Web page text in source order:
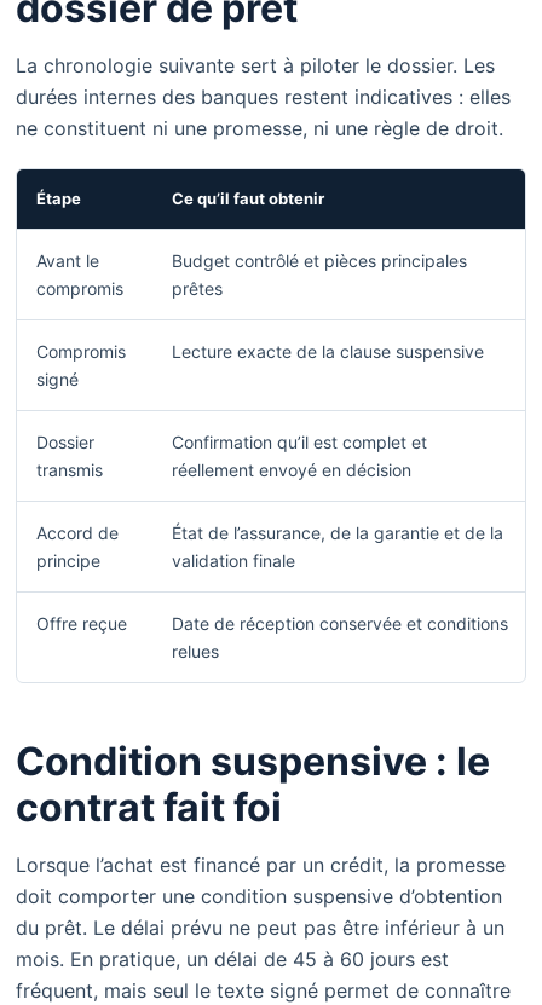
La chronologie suivante sert à piloter le dossier. Les
durées internes des banques restent indicatives : elles
ne constituent ni une promesse, ni une règle de droit.
Étape Ce qu’il faut obtenir
Avant le
compromis
Budget contrôlé et pièces principales
prêtes
Compromis
signé
Lecture exacte de la clause suspensive
Dossier
transmis
Confirmation qu’il est complet et
réellement envoyé en décision
Accord de
principe
État de l’assurance, de la garantie et de la
validation finale
Offre reçue
Date de réception conservée et conditions
relues
Condition suspensive : le
contrat fait foi
Lorsque l’achat est financé par un crédit, la promesse
doit comporter une condition suspensive d’obtention
du prêt. Le délai prévu ne peut pas être inférieur à un
mois. En pratique, un délai de 45 à 60 jours est
fréquent, mais seul le texte signé permet de connaître